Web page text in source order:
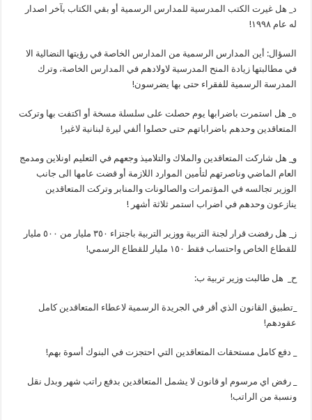
د_ هل غيرت الكتب المدرسية للمدارس الرسمية أو بقي الكتاب بآخر اصدار
له عام ١٩٩٨!
السؤال: أين المدارس الرسمية من المدارس الخاصة في رؤيتها النضالية الا
في مطالبتها زيادة المنح المدرسية لاولادهم في المدارس الخاصة، وترك
المدرسة الرسمية للفقراء حتى بها يضرسون!
ه_ هل استمرت باضرابها يوم حصلت على سلسلة مسخة أو اكتفت بها وتركت
المتعاقدين وحدهم باضراباتهم حتى حصلوا ألفي ليرة لبنانية لاغير!
و_ هل شاركت المتعاقدين والملاك والتلاميذ وجعهم في التعليم اونلاين ومدمج
العام الماضي وناصرتهم لتأمين الموارد اللازمة أو قضت عامها الى جانب
الوزير تجالسه في المؤتمرات والصالونات والمنابر وتركت المتعاقدين
ينازعون وحدهم في اضراب استمر ثلاثة أشهر !
ز_ هل رفضت قرار لجنة التربية ووزير التربية باجتزاء ٣٥٠ مليار من ٥٠٠ مليار
للقطاع الخاص واحتساب فقط ١٥٠ مليار للقطاع الرسمي!
ح_ هل طالبت وزير تربية ب:
_تطبيق القانون الذي أقر في الجريدة الرسمية لاعطاء المتعاقدين كامل
عقودهم!
_ دفع كامل مستحقات المتعاقدين التي احتجزت في البنوك أسوة بهم!
_ رفض اي مرسوم او قانون لا يشمل المتعاقدين بدفع راتب شهر وبدل نقل
ونسبة من الراتب!